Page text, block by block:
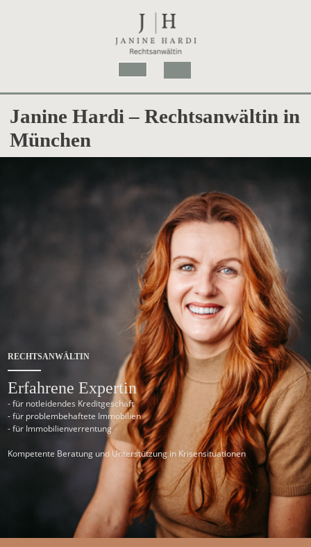
Open
Button
Janine Hardi – Rechtsanwältin in
München
RECHTSANWÄLTIN
Erfahrene Expertin
- für notleidendes Kreditgeschäft
- für problembehaftete Immobilien
- für Immobilienverrentung
Kompetente Beratung und Unterstützung in Krisensituationen